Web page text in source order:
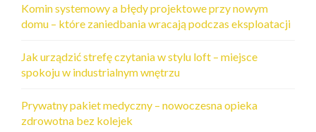
Komin systemowy a błędy projektowe przy nowym
domu – które zaniedbania wracają podczas eksploatacji
Jak urządzić strefę czytania w stylu loft – miejsce
spokoju w industrialnym wnętrzu
Prywatny pakiet medyczny – nowoczesna opieka
zdrowotna bez kolejek